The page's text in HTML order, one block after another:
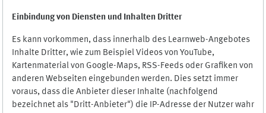
Einbindung von Diensten und Inhalten Dritter
Es kann vorkommen, dass innerhalb des Learnweb-Angebotes
Inhalte Dritter, wie zum Beispiel Videos von YouTube,
Kartenmaterial von Google-Maps, RSS-Feeds oder Grafiken von
anderen Webseiten eingebunden werden. Dies setzt immer
voraus, dass die Anbieter dieser Inhalte (nachfolgend
bezeichnet als "Dritt-Anbieter") die IP-Adresse der Nutzer wahr